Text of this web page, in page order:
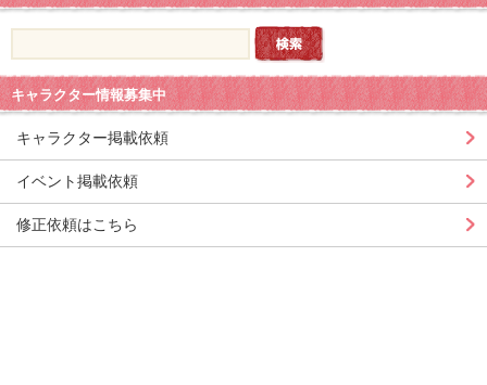
キャラクター情報募集中
キャラクター掲載依頼
イベント掲載依頼
修正依頼はこちら